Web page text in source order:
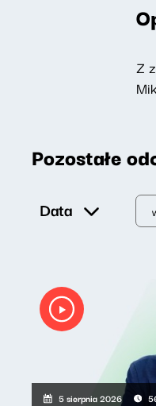
Z
Pozostałe
Data
5 sierpnia 2026